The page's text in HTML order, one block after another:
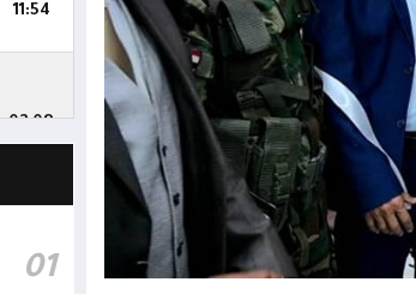
11:54
02:08
02:03
01